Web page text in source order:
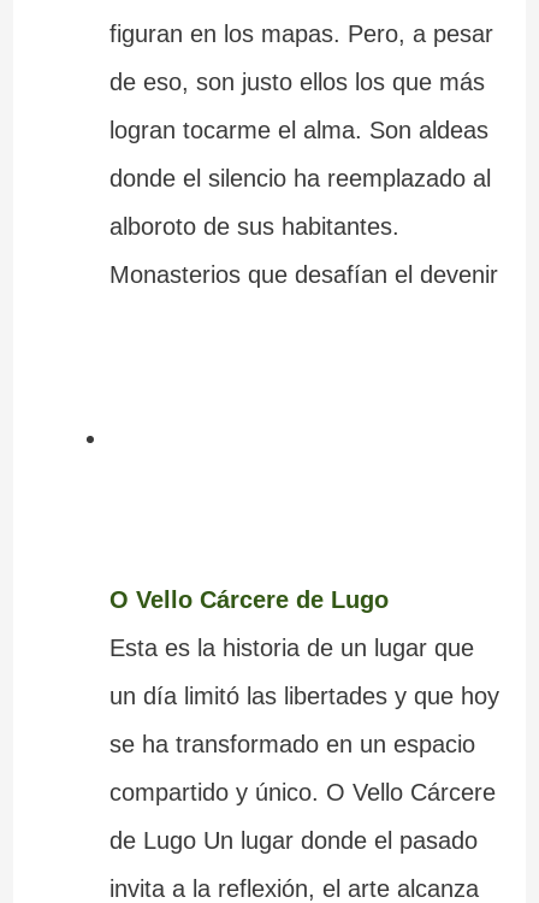
figuran en los mapas. Pero, a pesar
de eso, son justo ellos los que más
logran tocarme el alma. Son aldeas
donde el silencio ha reemplazado al
alboroto de sus habitantes.
Monasterios que desafían el devenir
O Vello Cárcere de Lugo
Esta es la historia de un lugar que
un día limitó las libertades y que hoy
se ha transformado en un espacio
compartido y único. O Vello Cárcere
de Lugo Un lugar donde el pasado
invita a la reflexión, el arte alcanza